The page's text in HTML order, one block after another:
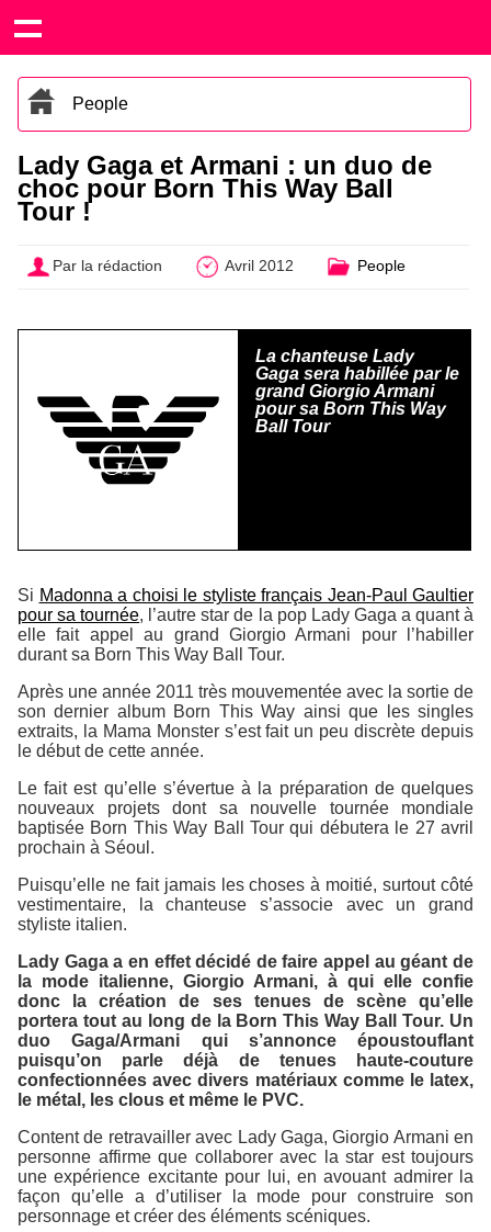
People
Lady Gaga et Armani : un duo de
choc pour Born This Way Ball
Tour !
Par la rédaction Avril 2012 People
La chanteuse Lady
Gaga sera habillée par le
grand Giorgio Armani
pour sa Born This Way
Ball Tour
Si Madonna a choisi le styliste français Jean-Paul Gaultier
pour sa tournée, l’autre star de la pop Lady Gaga a quant à
elle fait appel au grand Giorgio Armani pour l’habiller
durant sa Born This Way Ball Tour.
Après une année 2011 très mouvementée avec la sortie de
son dernier album Born This Way ainsi que les singles
extraits, la Mama Monster s’est fait un peu discrète depuis
le début de cette année.
Le fait est qu’elle s’évertue à la préparation de quelques
nouveaux projets dont sa nouvelle tournée mondiale
baptisée Born This Way Ball Tour qui débutera le 27 avril
prochain à Séoul.
Puisqu’elle ne fait jamais les choses à moitié, surtout côté
vestimentaire, la chanteuse s’associe avec un grand
styliste italien.
Lady Gaga a en effet décidé de faire appel au géant de
la mode italienne, Giorgio Armani, à qui elle confie
donc la création de ses tenues de scène qu’elle
portera tout au long de la Born This Way Ball Tour. Un
duo Gaga/Armani qui s’annonce époustouflant
puisqu’on parle déjà de tenues haute-couture
confectionnées avec divers matériaux comme le latex,
le métal, les clous et même le PVC.
Content de retravailler avec Lady Gaga, Giorgio Armani en
personne affirme que collaborer avec la star est toujours
une expérience excitante pour lui, en avouant admirer la
façon qu’elle a d’utiliser la mode pour construire son
personnage et créer des éléments scéniques.